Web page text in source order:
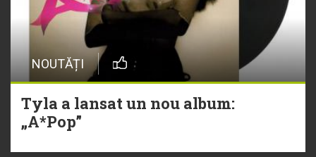
NOUTĂȚI
Tyla a lansat un nou album:
„A*Pop”